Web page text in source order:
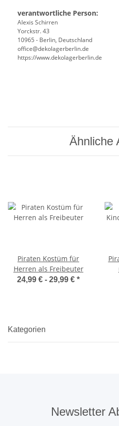
verantwortliche Person:
Alexis Schirren
Yorckstr. 43
10965 - Berlin, Deutschland
office@dekolagerberlin.de
https://www.dekolagerberlin.de
Ähnliche
Piraten Kostüm für
Herren als Freibeuter
24,99 € - 29,99 € *
Kategorien
Newsletter